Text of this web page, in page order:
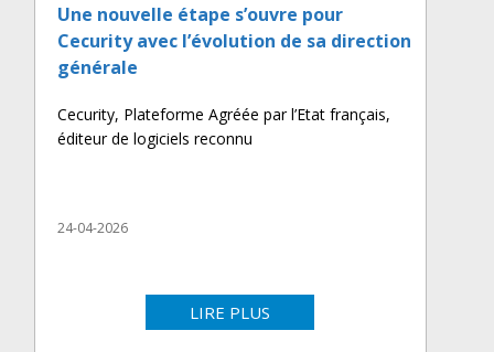
Une nouvelle étape s’ouvre pour
Cecurity avec l’évolution de sa direction
générale
Cecurity, Plateforme Agréée par l’Etat français,
éditeur de logiciels reconnu
24-04-2026
LIRE PLUS